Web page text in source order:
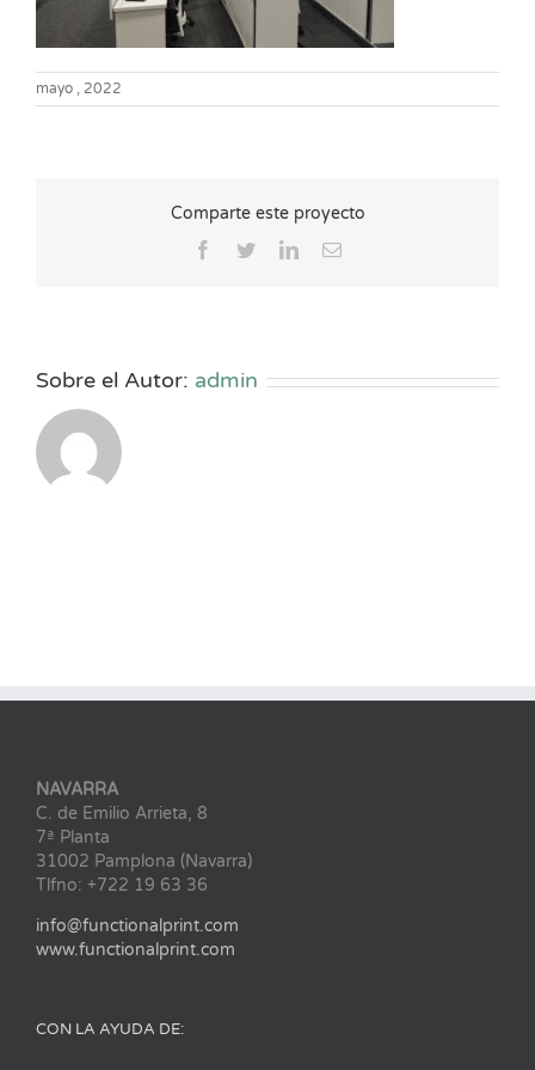
mayo , 2022
Comparte este proyecto
Facebook
TwitterLinkedInCorreo
Sobre el Autor: admin
NAVARRA
C. de Emilio Arrieta, 8
7ª Planta
31002 Pamplona (Navarra)
Tlfno: +722 19 63 36
info@functionalprint.com
www.functionalprint.com
CON LA AYUDA DE: